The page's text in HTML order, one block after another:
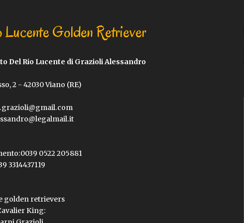
Lucente Golden Retriever
Del Rio Lucente di Grazioli Alessandro
2 - 42030 Viano (RE)
0039 0522 205881
3314437119
golden retrievers
King: